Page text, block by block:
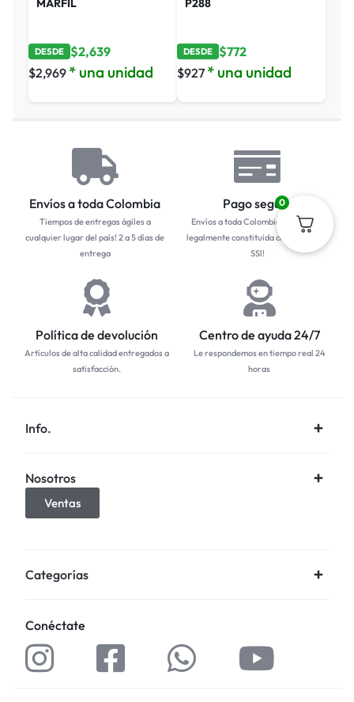
MARFIL
DESDE $2,639
$2,969 * una unidad
P288
DESDE $772
$927 * una unidad
Envíos a toda Colombia
Tiempos de entregas ágiles a
cualquier lugar del país! 2 a 5 días de
entrega
Pago seguro
Envíos a toda Colombia... Empresa
legalmente constituida con protocolo
SSl!
Política de devolución
Artículos de alta calidad entregados a
satisfacción.
Centro de ayuda 24/7
Le respondemos en tiempo real 24
horas
Info.
Nosotros
Ventas
Categorías
Conéctate
0